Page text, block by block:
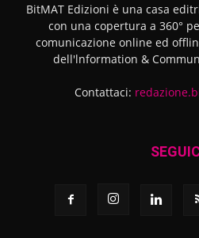
BitMAT Edizioni è una casa
con una copertura a 360°
comunicazione online ed
dell'lnformation &
Contattaci: